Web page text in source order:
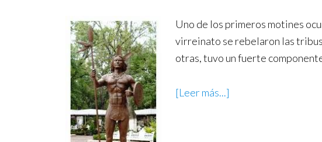
Uno de los primeros motines
virreinato se rebelaron las
otras, tuvo un fuerte
[Leer más...]